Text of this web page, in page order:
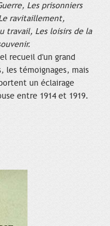
Les prisonniers
ravitaillement,
travail, Les loisirs de la
recueil d'un grand
témoignages, mais
un éclairage
entre 1914 et 1919.